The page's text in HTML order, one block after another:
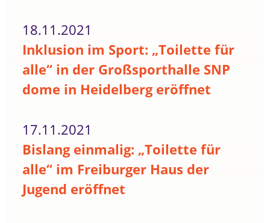
18.11.2021
Inklusion im Sport: „Toilette für
alle“ in der Großsporthalle SNP
dome in Heidelberg eröffnet
17.11.2021
Bislang einmalig: „Toilette für
alle“ im Freiburger Haus der
Jugend eröffnet